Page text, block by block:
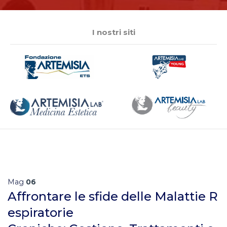
I nostri siti
Mag 06
Affrontare le sfide delle Malattie R
espiratorie